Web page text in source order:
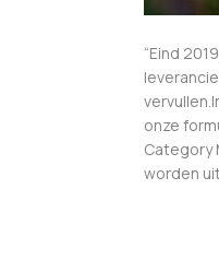
“Eind
onze
Category
worden